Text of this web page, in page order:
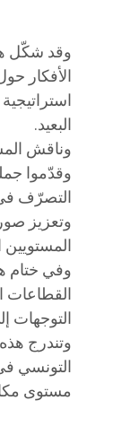
​وقد شكّل
الأفكار
البعيد.
​وناقش
وقدّموا
التصرّف في
وتعزيز
​وفي ختام
القطاعات
التوجهات
​وتندرج
التونسي
مستوى